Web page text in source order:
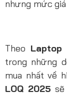
nhưng mức
Theo Laptop
trong những
mua nhất về
LOQ 2025